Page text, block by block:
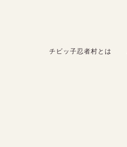
チビッ子忍者村とは